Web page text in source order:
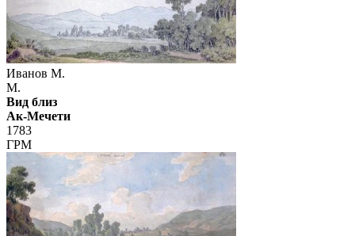
Иванов М.
М.
Вид близ
Ак-Мечети
1783
ГРМ